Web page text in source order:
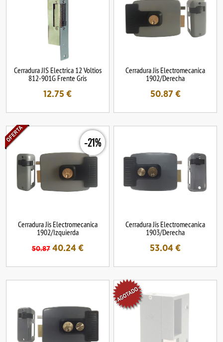
Cerradura JIS Electrica 12 Voltios
812-901G Frente Gris
12.75 €
Cerradura Jis Electromecanica
1902/Derecha
50.87 €
-21%
Cerradura Jis Electromecanica
1902/Izquierda
50.87 40.24€
Cerradura Jis Electromecanica
1903/Derecha
53.04 €